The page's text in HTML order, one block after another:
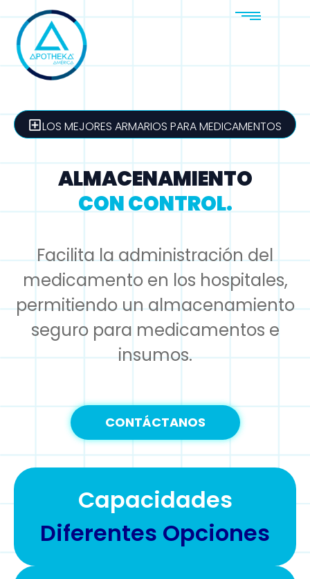
LOS MEJORES ARMARIOS PARA MEDICAMENTOS
ALMACENAMIENTO
CON CONTROL.
Facilita la administración del
medicamento en los hospitales,
permitiendo un almacenamiento
seguro para medicamentos e
insumos.
CONTÁCTANOS
Capacidades
Diferentes Opciones